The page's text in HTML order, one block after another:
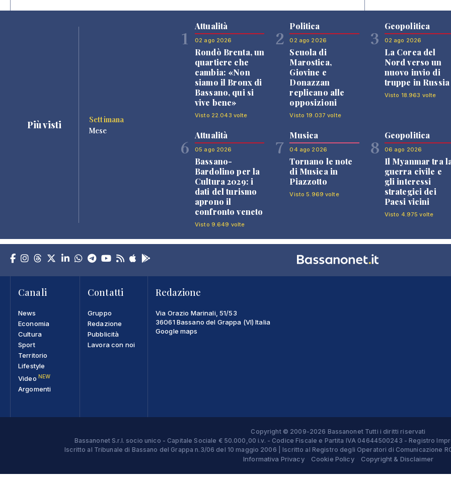
Più visti
Settimana
Mese
1
Attualità
02 ago 2026
Rondò Brenta, un
quartiere che
cambia: «Non
siamo il Bronx di
Bassano, qui si
vive bene»
Visto 22.043 volte
2
Politica
02 ago 2026
Scuola di
Marostica,
Giovine e
Donazzan
replicano alle
opposizioni
Visto 19.037 volte
3
Geopolitica
02 ago 2026
La Corea del
Nord verso un
nuovo invio di
truppe in Russia
Visto 18.963 volte
6
Attualità
05 ago 2026
Bassano-
Bardolino per la
Cultura 2029: i
dati del turismo
aprono il
confronto veneto
Visto 9.649 volte
7
Musica
04 ago 2026
Tornano le note
di Musica in
Piazzotto
Visto 5.969 volte
8
Geopolitica
06 ago 2026
Il Myanmar tra
guerra civile e
gli interessi
strategici dei
Paesi vicini
Visto 4.975 volte
Canali
News
Economia
Cultura
Sport
Territorio
Lifestyle
Video NEW
Argomenti
Contatti
Gruppo
Redazione
Pubblicità
Lavora con noi
Redazione
Via Orazio Marinali, 51/53
36061 Bassano del Grappa (VI) Italia
Google maps
Copyright © 2009-2026 Bassanonet Tutti i diritti riservati
Bassanonet S.r.l. socio unico - Capitale Sociale € 50.000,00 i.v. - Codice Fiscale e Partita IVA 04644500243 - Registro
Iscritto al Tribunale di Bassano del Grappa n.3/06 del 10 maggio 2006 | Iscritto al Registro degli Operatori di Comunicazione
Informativa Privacy Cookie Policy Copyright & Disclaimer